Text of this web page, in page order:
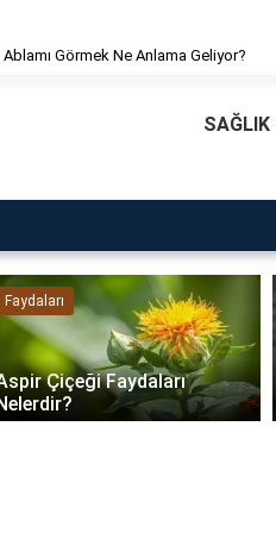
Görmek Ne Anlama Geliyor?
SAĞLIK
Faydaları
Çiçeği Faydaları